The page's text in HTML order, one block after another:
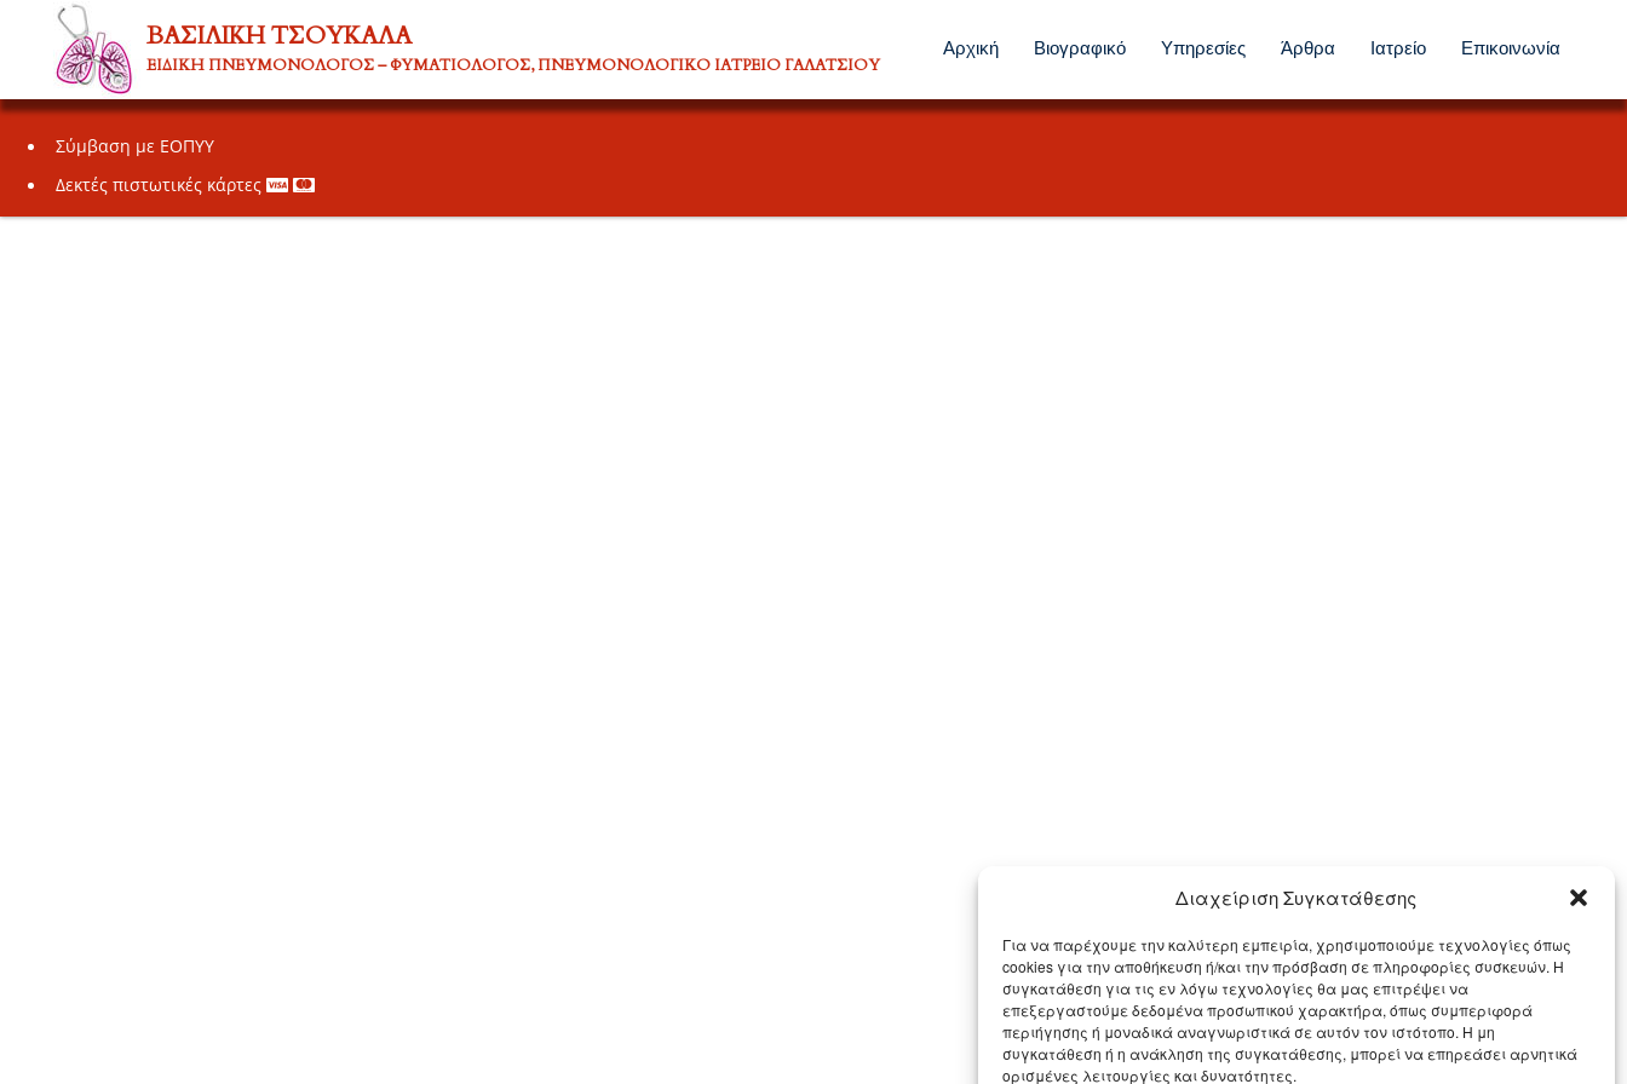
Διαχείριση Συγκατάθεσης
Για να παρέχουμε την καλύτερη εμπειρία, χρησιμοποιούμε τεχνολογίες όπως
cookies για την αποθήκευση ή/και την πρόσβαση σε πληροφορίες συσκευών. Η
συγκατάθεση για τις εν λόγω τεχνολογίες θα μας επιτρέψει να
επεξεργαστούμε δεδομένα προσωπικού χαρακτήρα, όπως συμπεριφορά
περιήγησης ή μοναδικά αναγνωριστικά σε αυτόν τον ιστότοπο. Η μη
συγκατάθεση ή η ανάκληση της συγκατάθεσης, μπορεί να επηρεάσει αρνητικά
ορισμένες λειτουργίες και δυνατότητες.
ΒΑΣΙΛΙΚΗ ΤΣΟΥΚΑΛΑ
ΕΙΔΙΚΗ ΠΝΕΥΜΟΝΟΛΟΓΟΣ – ΦΥΜΑΤΙΟΛΟΓΟΣ, ΠΝΕΥΜΟΝΟΛΟΓΙΚΟ ΙΑΤΡΕΙΟ ΓΑΛΑΤΣΙΟΥ
Αρχική Βιογραφικό Υπηρεσίες Άρθρα Ιατρείο Επικοινωνία
Δεν δεν υπάρχουν σχετικά άρθρα σε αυτήν την κατηγορία
ΒΑΣΙΛΙΚΗ ΤΣΟΥΚΑΛΑ Ειδική Πνευμονολόγος, Πνευμονολογικό Ιατρείο
Γαλατσίου
Σύμβαση με ΕΟΠΥΥ
Δεκτές πιστωτικές κάρτες